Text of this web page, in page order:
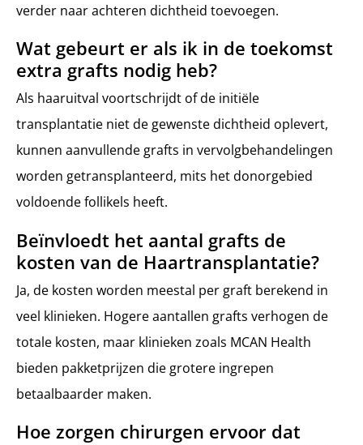
verder naar achteren dichtheid toevoegen.
Wat gebeurt er als ik in de toekomst
extra grafts nodig heb?
Als haaruitval voortschrijdt of de initiële
transplantatie niet de gewenste dichtheid oplevert,
kunnen aanvullende grafts in vervolgbehandelingen
worden getransplanteerd, mits het donorgebied
voldoende follikels heeft.
Beïnvloedt het aantal grafts de
kosten van de Haartransplantatie?
Ja, de kosten worden meestal per graft berekend in
veel klinieken. Hogere aantallen grafts verhogen de
totale kosten, maar klinieken zoals MCAN Health
bieden pakketprijzen die grotere ingrepen
betaalbaarder maken.
Hoe zorgen chirurgen ervoor dat